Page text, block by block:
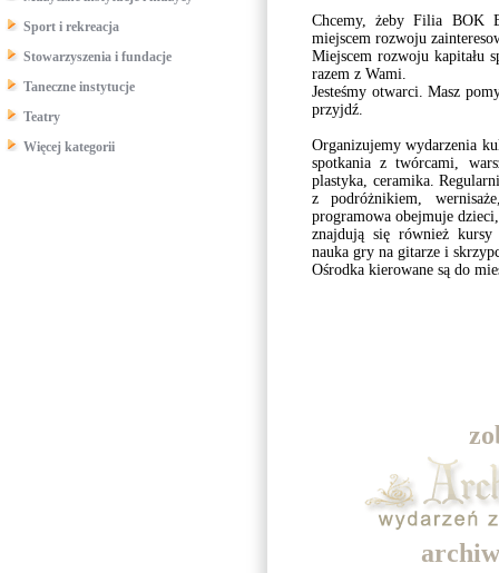
Sport i rekreacja
Stowarzyszenia i fundacje
Taneczne instytucje
Teatry
Więcej kategorii
Chcemy, żeby Filia BOK
miejscem rozwoju
Miejscem rozwoju kapitału
razem z Wami.
Jesteśmy otwarci. Masz
przyjdź.
Organizujemy wydarzenia
spotkania z twórcami,
plastyka, ceramika.
z podróżnikiem,
programowa obejmuje
znajdują się również kursy
nauka gry na gitarze i
Ośrodka kierowane są do